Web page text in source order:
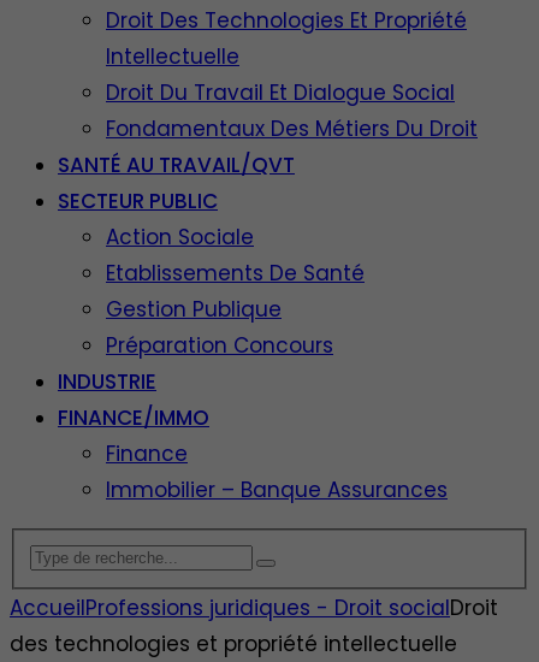
Droit Des Technologies Et Propriété
Intellectuelle
Droit Du Travail Et Dialogue Social
Fondamentaux Des Métiers Du Droit
SANTÉ AU TRAVAIL/QVT
SECTEUR PUBLIC
Action Sociale
Etablissements De Santé
Gestion Publique
Préparation Concours
INDUSTRIE
FINANCE/IMMO
Finance
Immobilier – Banque Assurances
AccueilProfessions juridiques - Droit socialDroit
des technologies et propriété intellectuelle